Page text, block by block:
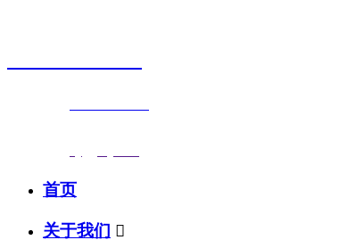
首页
关于我们 